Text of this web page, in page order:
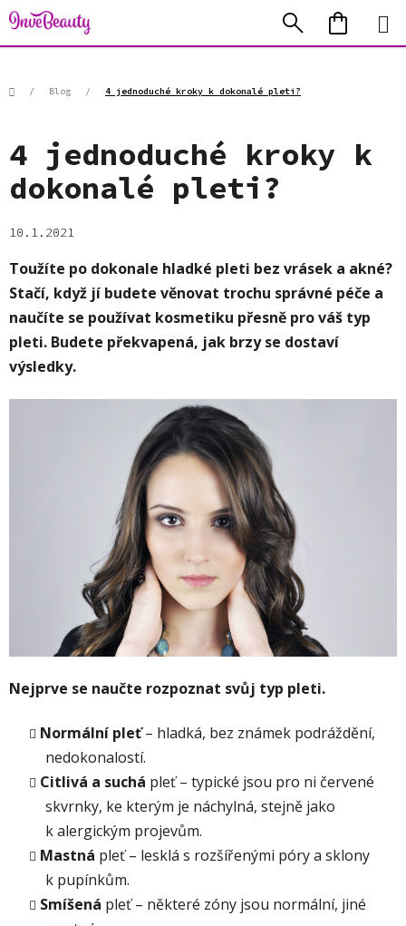
Přejít
na
obsah
Hledat
KOŠÍK
Domů/ Blog / 4 jednoduché kroky k dokonalé pleti?
4 jednoduché kroky k
dokonalé pleti?
10.1.2021
Toužíte po dokonale hladké pleti bez vrásek a akné?
Stačí, když jí budete věnovat trochu správné péče a
naučíte se používat kosmetiku přesně pro váš typ
pleti. Budete překvapená, jak brzy se dostaví
výsledky.
Nejprve se naučte rozpoznat svůj typ pleti.
Normální pleť– hladká, bez známek podráždění,
nedokonalostí.
Citlivá a suchá pleť – typické jsou pro ni červené
skvrnky, ke kterým je náchylná, stejně jako
k alergickým projevům.
Mastná pleť – lesklá s rozšířenými póry a sklony
k pupínkům.
Smíšená pleť – některé zóny jsou normální, jiné